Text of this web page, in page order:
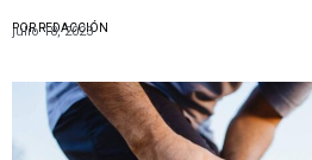
POR REDACCIÓN
julio 18, 2023